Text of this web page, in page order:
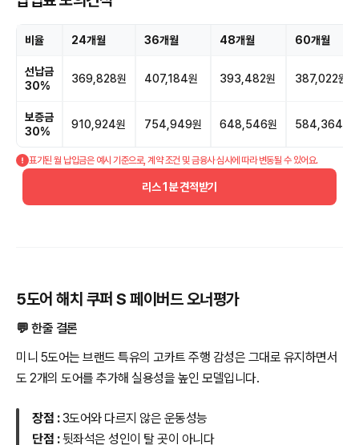
비율 24개월 36개월 48개월 60개월
선납금
30%
369,828원 407,184원 393,482원 387,022원
보증금
30%
910,924원 754,949원 648,546원 584,364원
표기된 월 납입금은 예시 기준으로, 계약 조건 및 금융사 심사에 따라 변동될 수 있어요.
리스 1분 견적받기
5도어 해치 쿠퍼 S 페이버드 오너평가
💬 한줄 결론
미니 5도어는 브랜드 특유의 고카트 주행 감성은 그대로 유지하면서
도 2개의 도어를 추가해 실용성을 높인 모델입니다.
장점 :3도어와 다르지 않은 운동성능
단점 :뒷좌석은 성인이 탈 곳이 아니다